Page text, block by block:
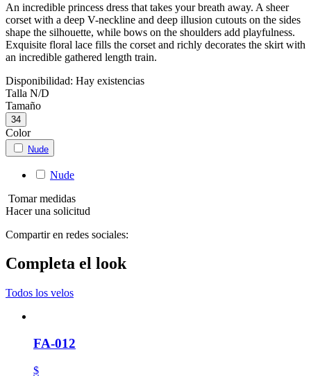
An incredible princess dress that takes your breath away. A sheer
corset with a deep V-neckline and deep illusion cutouts on the sides
shape the silhouette, while bows on the shoulders add playfulness.
Exquisite floral lace fills the corset and richly decorates the skirt with
an incredible gathered length train.
Disponibilidad: Hay existencias
Talla N/D
Tamaño
34
Color
Nude
Nude
Tomar medidas
Hacer una solicitud
Compartir en redes sociales:
Completa el look
Todos los velos
FA-012
$